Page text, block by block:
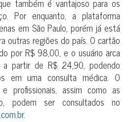
Por enquanto, a plataforma
em São Paulo, porém já está
outras regiões do país. O cartão
por R$ 98,00, e o usuário arca
a partir de R$ 24,90, podendo
em uma consulta médica. O
profissionais, assim como as
podem ser consultados no
.